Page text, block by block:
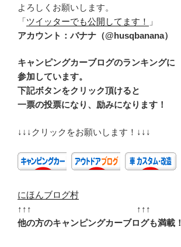
よろしくお願いします。
「ツイッターでも公開してます！
」
アカウント：バナナ（@husqbanana）
キャンピングカーブログのランキングに
参加しています。
下記ボタンをクリック頂けると
一票の投票になり、励みになります！
↓↓↓クリックをお願いします！↓↓↓
にほんブログ村
↑↑↑ ↑↑↑
他の方のキャンピングカーブログも満載！